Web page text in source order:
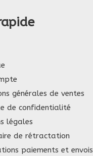
générales de ventes
de confidentialité
légales
de rétractation
paiements et envois